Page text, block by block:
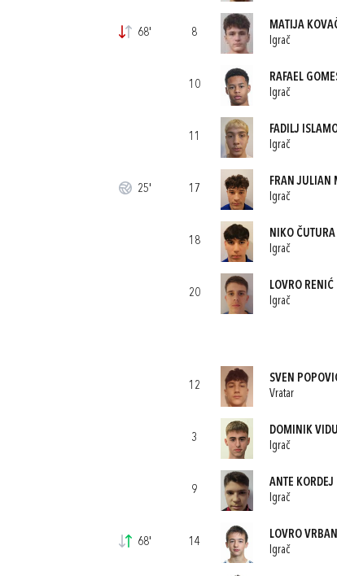
68'
25'
68'
8
MATIJA
Igrač
10
RAFAEL
Igrač
11
FADILJ
Igrač
17
FRAN JULIAN
Igrač
18
NIKO ČUTURA
Igrač
20
LOVRO RENIĆ
Igrač
12
SVEN
Vratar
3
DOMINIK
Igrač
9
ANTE KORDEJ
Igrač
14
LOVRO VRBAN
Igrač